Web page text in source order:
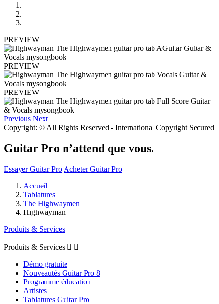
PREVIEW
PREVIEW
PREVIEW
Previous Next
Copyright: © All Rights Reserved - International Copyright Secured
Guitar Pro n’attend que vous.
Essayer Guitar Pro Acheter Guitar Pro
Accueil
Tablatures
The Highwaymen
Highwayman
Produits & Services
Produits & Services  
Démo gratuite
Nouveautés Guitar Pro 8
Programme éducation
Artistes
Tablatures Guitar Pro